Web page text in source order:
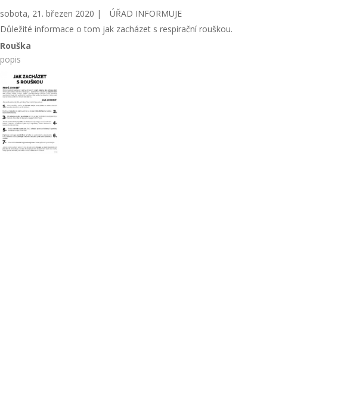
sobota, 21. březen 2020 |
ÚŘAD INFORMUJE
Důležité informace o tom jak zacházet s respirační rouškou.
Rouška
popis